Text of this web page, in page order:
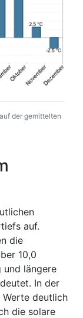
der gemittelten
auf.
die
10,0
und längere
In der
deutlich
die solare